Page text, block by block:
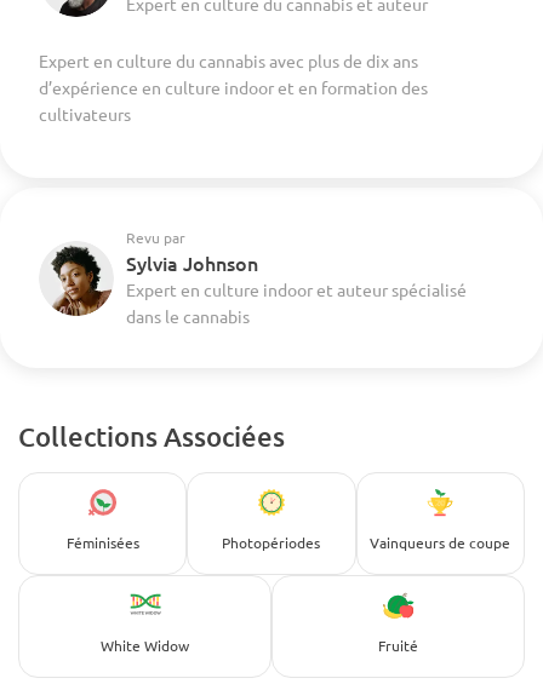
Expert en culture du cannabis avec plus de dix ans
d’expérience en culture indoor et en formation des
cultivateurs
Revu par
Sylvia Johnson
Expert en culture indoor et auteur spécialisé
dans le cannabis
Collections Associées
Féminisées Photopériodes Vainqueurs de coupe
White Widow Fruité